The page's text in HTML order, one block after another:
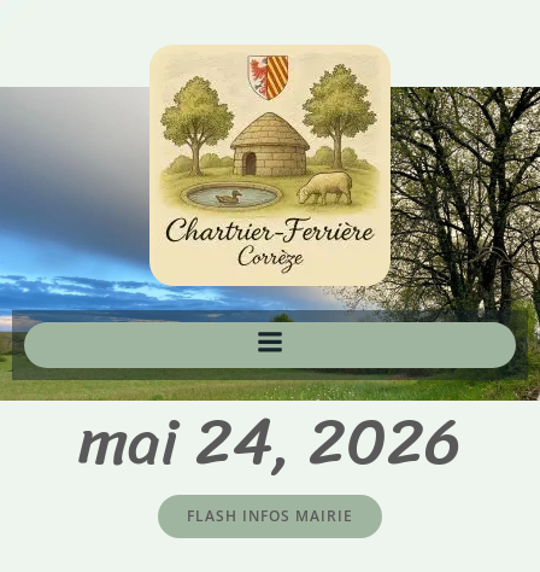
au
contenu
mai 24, 2026
FLASH INFOS MAIRIE